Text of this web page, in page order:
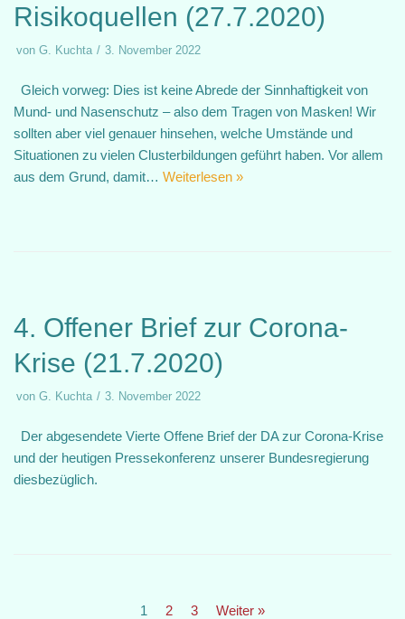
Risikoquellen (27.7.2020)
von G. Kuchta 3. November 2022
Gleich vorweg: Dies ist keine Abrede der Sinnhaftigkeit von
Mund- und Nasenschutz – also dem Tragen von Masken! Wir
sollten aber viel genauer hinsehen, welche Umstände und
Situationen zu vielen Clusterbildungen geführt haben. Vor allem
aus dem Grund, damit… Weiterlesen »
4. Offener Brief zur Corona-
Krise (21.7.2020)
von G. Kuchta 3. November 2022
Der abgesendete Vierte Offene Brief der DA zur Corona-Krise
und der heutigen Pressekonferenz unserer Bundesregierung
diesbezüglich.
1 2 3 Weiter »